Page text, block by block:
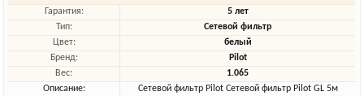
Гарантия:
5 лет
Тип:
Сетевой фильтр
Цвет:
белый
Бренд:
Pilot
Вес:
1.065
Описание:
Сетевой фильтр Pilot Сетевой фильтр Pilot GL 5м